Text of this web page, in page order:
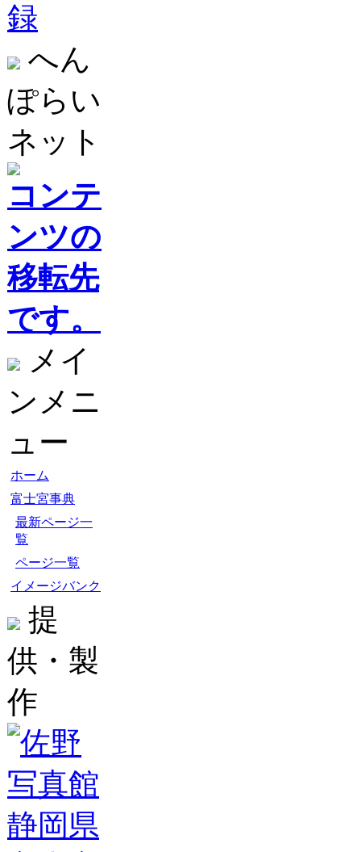
録
へん
ぽらい
ネット
コンテ
ンツの
移転先
です。
メイ
ンメニ
ュー
ホーム
富士宮事典
最新ページ一
覧
ページ一覧
イメージバンク
提
供・製
作